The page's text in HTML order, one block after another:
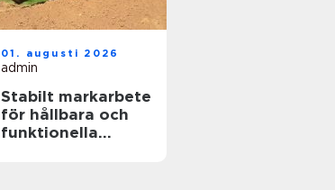
01. augusti 2026
admin
Stabilt markarbete
för hållbara och
funktionella